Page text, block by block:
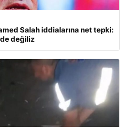
Salah iddialarına net tepki:
değiliz